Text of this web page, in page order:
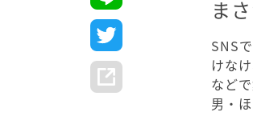
ま
SNS
けな
など
男・